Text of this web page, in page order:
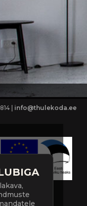
| info@thulekoda.ee